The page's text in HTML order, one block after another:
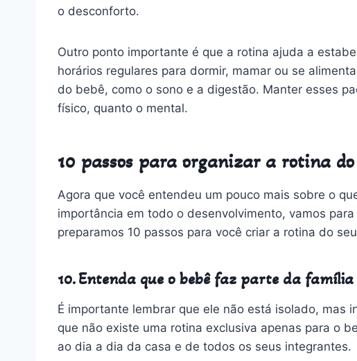
o desconforto.
Outro ponto importante é que a rotina ajuda a
horários regulares para dormir, mamar ou se
do bebê, como o sono e a digestão. Manter esses
físico, quanto o mental.
10 passos para organizar a rotina do
Agora que você entendeu um pouco mais sobre o
importância em todo o desenvolvimento, vamos
preparamos 10 passos para você criar a rotina do
10. Entenda que o bebê faz parte da família
É importante lembrar que ele não está isolado, mas
que não existe uma rotina exclusiva apenas para o
ao dia a dia da casa e de todos os seus integrantes.